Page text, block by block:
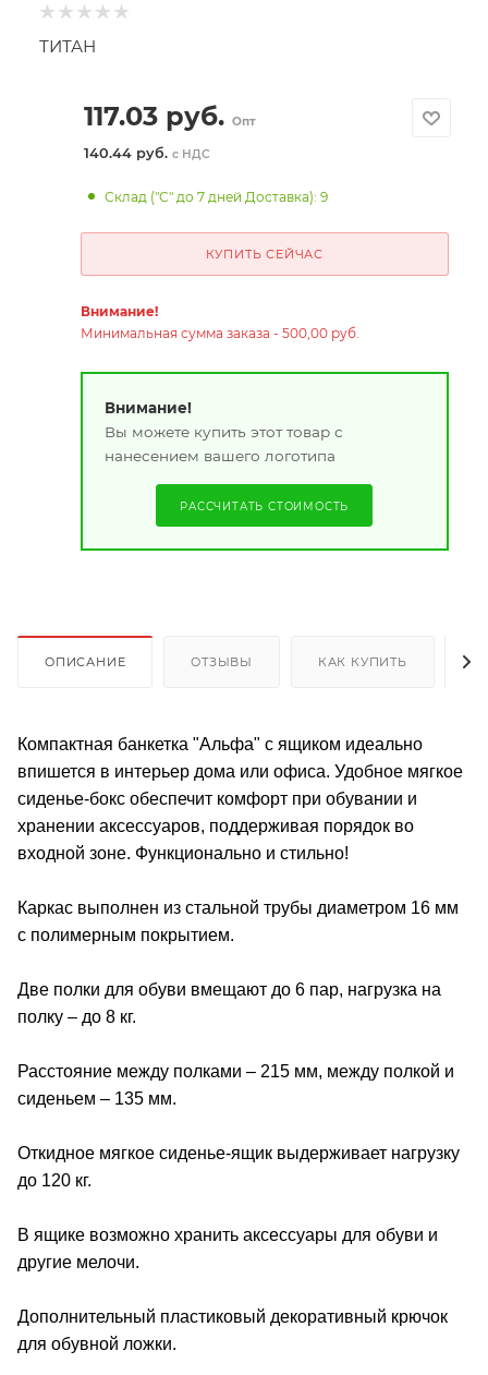
ТИТАН
117.03руб. Опт
140.44 руб. с НДС
Склад ("С" до 7 дней Доставка): 9
КУПИТЬ СЕЙЧАС
Внимание!
Минимальная сумма заказа - 500,00 руб.
Внимание!
Вы можете купить этот товар с
нанесением вашего логотипа
РАССЧИТАТЬ СТОИМОСТЬ
ОПИСАНИЕ ОТЗЫВЫ КАК КУПИТЬ
Компактная банкетка "Альфа" с ящиком идеально
впишется в интерьер дома или офиса. Удобное мягкое
сиденье-бокс обеспечит комфорт при обувании и
хранении аксессуаров, поддерживая порядок во
входной зоне. Функционально и стильно!
Каркас выполнен из стальной трубы диаметром 16 мм
с полимерным покрытием.
Две полки для обуви вмещают до 6 пар, нагрузка на
полку – до 8 кг.
Расстояние между полками – 215 мм, между полкой и
сиденьем – 135 мм.
Откидное мягкое сиденье-ящик выдерживает нагрузку
до 120 кг.
В ящике возможно хранить аксессуары для обуви и
другие мелочи.
Дополнительный пластиковый декоративный крючок
для обувной ложки.